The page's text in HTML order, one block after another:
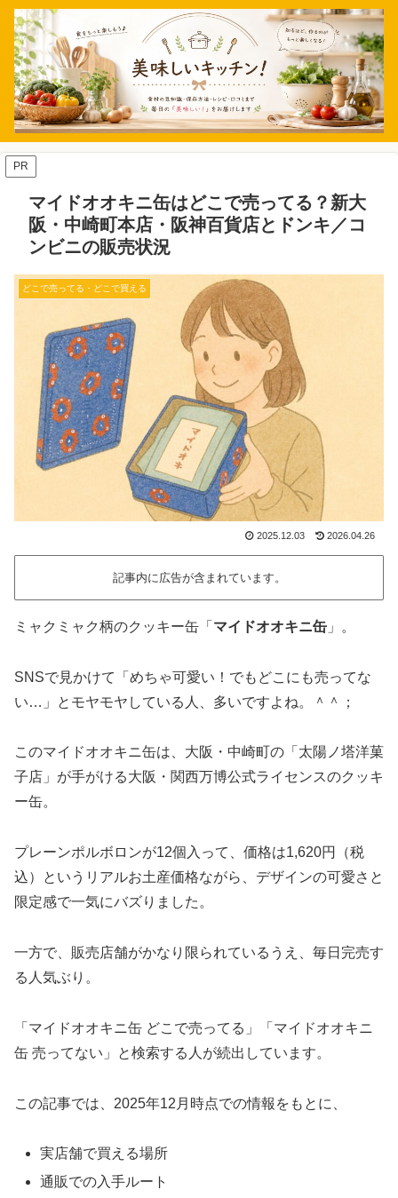
PR
マイドオオキニ缶はどこで売ってる？新大
阪・中崎町本店・阪神百貨店とドンキ／コ
ンビニの販売状況
どこで売ってる・どこで買える
2025.12.03 2026.04.26
記事内に広告が含まれています。
ミャクミャク柄のクッキー缶「 マイドオオキニ缶 」。
SNSで見かけて「めちゃ可愛い！でもどこにも売ってな
い…」とモヤモヤしている人、多いですよね。＾＾；
このマイドオオキニ缶は、大阪・中崎町の「太陽ノ塔洋菓
子店」が手がける大阪・関西万博公式ライセンスのクッキ
ー缶。
プレーンポルボロンが12個入って、価格は1,620円（税
込）というリアルお土産価格ながら、デザインの可愛さと
限定感で一気にバズりました。
一方で、販売店舗がかなり限られているうえ、毎日完売す
る人気ぶり。
「マイドオオキニ缶 どこで売ってる」「マイドオオキニ
缶 売ってない」と検索する人が続出しています。
この記事では、2025年12月時点での情報をもとに、
実店舗で買える場所
通販での入手ルート